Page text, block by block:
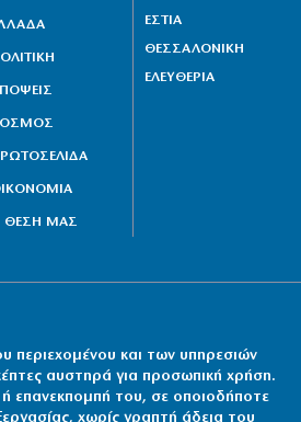
ΘΕΣΗ ΜΑΣ
ΕΣΤΙΑ
ΘΕΣΣΑΛΟΝΙΚΗ
ΕΛΕΥΘΕΡΙΑ
περιεχομένου και των υπηρεσιών
αυστηρά για προσωπική χρήση.
επανεκπομπή του, σε οποιοδήποτε
χωρίς γραπτή άδεια του